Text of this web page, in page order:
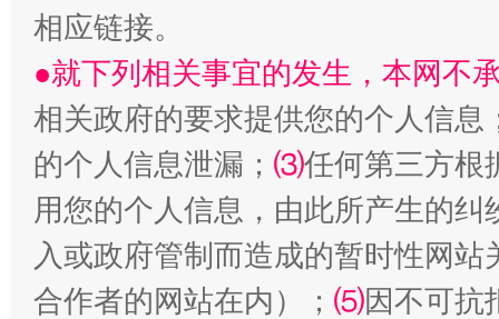
全民健身五年计划来了！等你上场
相应链接。
●就下列相关事宜的发生，本网不
相关政府的要求提供您的个人信息
的个人信息泄漏； ⑶任何第三方根
用您的个人信息，由此所产生的纠
入或政府管制而造成的暂时性网
合作者的网站在内）； ⑸因不可抗